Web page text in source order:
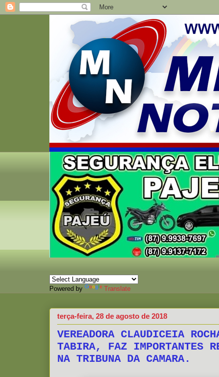
Powered by Translate
terça-feira, 28 de agosto de 2018
VEREADORA CLAUDICEIA
TABIRA, FAZ IMPORTANTES
NA TRIBUNA DA CAMARA.